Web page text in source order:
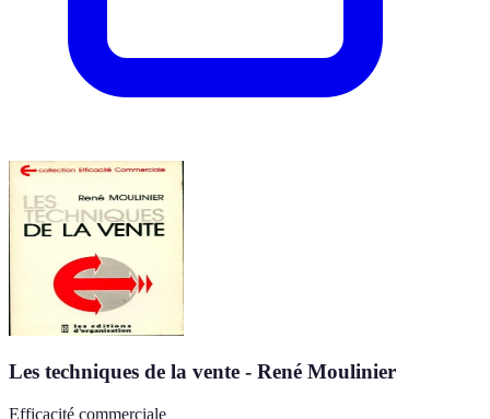
Les techniques de la vente - René Moulinier
Efficacité commerciale